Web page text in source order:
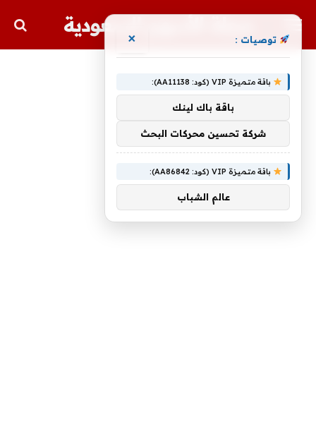
مجلة الأسهم السعودية
توصيات : ×
باقة متميزة VIP (كود: AA11138):
باقة باك لينك
شركة تحسين محركات البحث
باقة متميزة VIP (كود: AA86842):
عالم الشباب